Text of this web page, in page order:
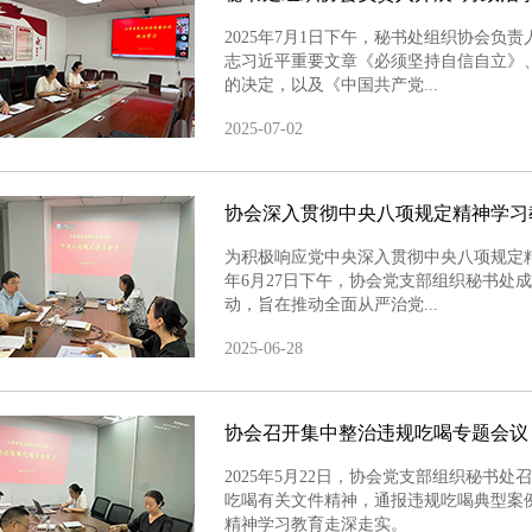
2025年7月1日下午，秘书处组织协会负
志习近平重要文章《必须坚持自信自立
的决定，以及《中国共产党...
2025-07-02
协会深入贯彻中央八项规定精神学
为积极响应党中央深入贯彻中央八项规
年6月27日下午，协会党支部组织秘书处
动，旨在推动全面从严治党...
2025-06-28
协会召开集中整治违规吃喝专题会议
2025年5月22日，协会党支部组织秘书处
吃喝有关文件精神，通报违规吃喝典型
精神学习教育走深走实。